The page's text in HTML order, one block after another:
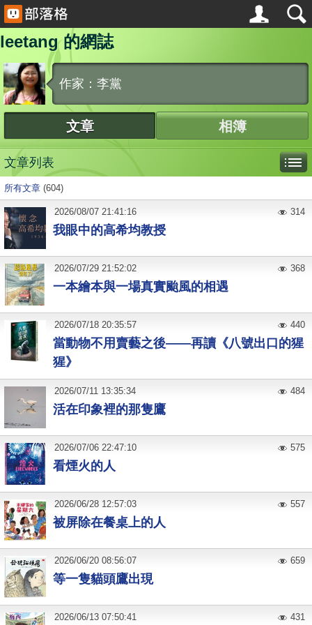
leetang 的網誌
作家：李黨
文章 相簿
文章列表
所有文章 (604)
我眼中的高希均教授
2026/08/07 21:41:16 314
一本繪本與一場真實颱風的相遇
2026/07/29 21:52:02 368
當動物不用賣藝之後——再讀《八號出口的猩
猩》
2026/07/18 20:35:57 440
活在印象裡的那隻鷹
2026/07/11 13:35:34 484
看煙火的人
2026/07/06 22:47:10 575
被屏除在餐桌上的人
2026/06/28 12:57:03 557
等一隻貓頭鷹出現
2026/06/20 08:56:07 659
2026/06/13 07:50:41 431